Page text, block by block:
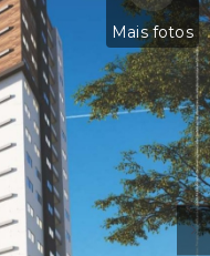
Mais fotos